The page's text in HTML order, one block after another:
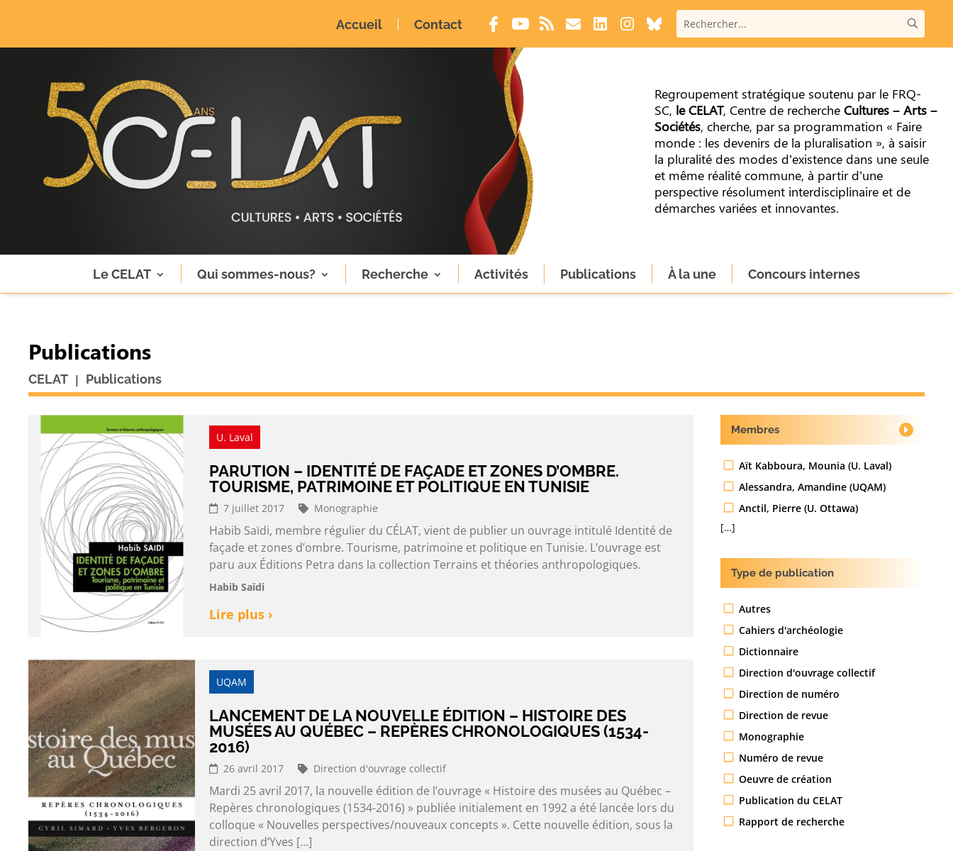
Accueil Contact
Regroupement stratégique soutenu par le FRQ-
SC, le CELAT, Centre de recherche Cultures – Arts –
Sociétés, cherche, par sa programmation « Faire
monde : les devenirs de la pluralisation », à saisir
la pluralité des modes d’existence dans une seule
et même réalité commune, à partir d’une
perspective résolument interdisciplinaire et de
démarches variées et innovantes.
Le CELAT Qui sommes-nous? Recherche Activités Publications À la une Concours internes
Publications
CELAT | Publications
U. Laval
PARUTION – IDENTITÉ DE FAÇADE ET ZONES D’OMBRE.
TOURISME, PATRIMOINE ET POLITIQUE EN TUNISIE
7 juillet 2017 Monographie
Habib Saïdi, membre régulier du CÉLAT, vient de publier un ouvrage intitulé Identité de
façade et zones d’ombre. Tourisme, patrimoine et politique en Tunisie. L’ouvrage est
paru aux Éditions Petra dans la collection Terrains et théories anthropologiques.
Habib Saïdi
Lire plus ›
UQAM
LANCEMENT DE LA NOUVELLE ÉDITION – HISTOIRE DES
MUSÉES AU QUÉBEC – REPÈRES CHRONOLOGIQUES (1534-
2016)
26 avril 2017 Direction d'ouvrage collectif
Mardi 25 avril 2017, la nouvelle édition de l’ouvrage « Histoire des musées au Québec –
Repères chronologiques (1534-2016) » publiée initialement en 1992 a été lancée lors du
colloque « Nouvelles perspectives/nouveaux concepts ». Cette nouvelle édition, sous la
direction d’Yves […]
Membres
Aït Kabboura, Mounia (U. Laval)
Alessandra, Amandine (UQAM)
Anctil, Pierre (U. Ottawa)
[…]
Type de publication
Autres
Cahiers d'archéologie
Dictionnaire
Direction d'ouvrage collectif
Direction de numéro
Direction de revue
Monographie
Numéro de revue
Oeuvre de création
Publication du CELAT
Rapport de recherche